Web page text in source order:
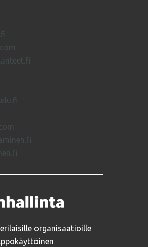
organisaatioille